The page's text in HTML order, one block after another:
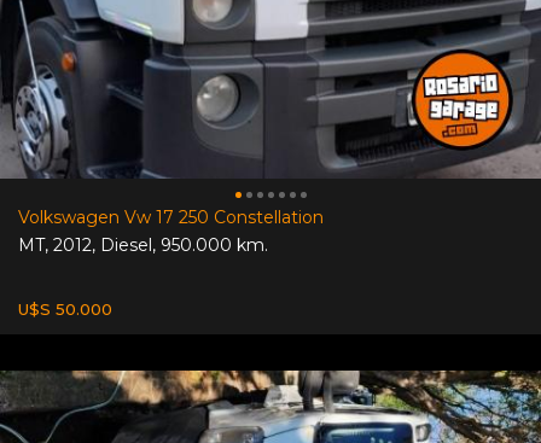
Volkswagen Vw 17 250 Constellation
MT, 2012, Diesel, 950.000 km.
U$S 50.000